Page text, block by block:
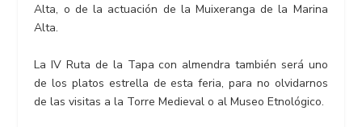
Alta, o de la actuación de la Muixeranga de la Marina
Alta.
La IV Ruta de la Tapa con almendra también será uno
de los platos estrella de esta feria, para no olvidarnos
de las visitas a la Torre Medieval o al Museo Etnológico.